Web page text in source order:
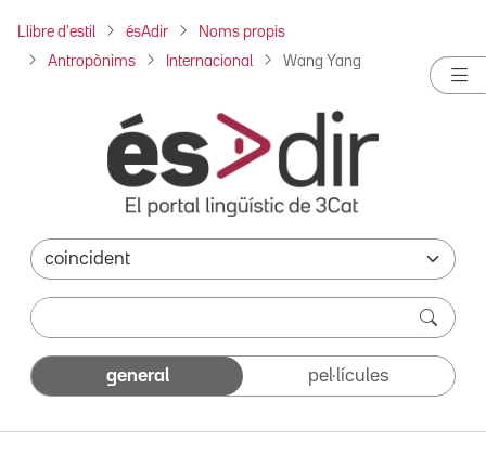
Llibre d'estil ésAdir Noms propis
Antropònims Internacional Wang Yang
general pel·lícules